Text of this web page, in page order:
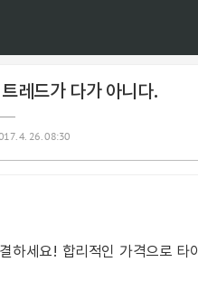
레드가 다가 아니다.
4. 26. 08:30
하세요! 합리적인 가격으로 타이